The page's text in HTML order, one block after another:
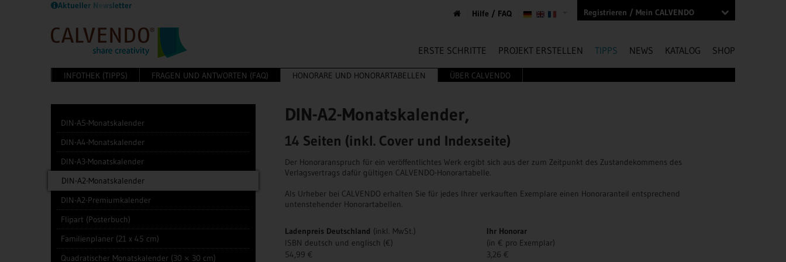
Aktueller Newsletter
Registrieren / Mein CALVENDO
Hilfe / FAQ
ERSTE SCHRITTE PROJEKT ERSTELLEN TIPPS NEWS KATALOG SHOP
INFOTHEK (TIPPS) FRAGEN UND ANTWORTEN (FAQ) HONORARE UND HONORARTABELLEN ÜBER CALVENDO
DIN-A5-Monatskalender
DIN-A4-Monatskalender
DIN-A3-Monatskalender
DIN-A2-Monatskalender
DIN-A2-Premiumkalender
Flipart (Posterbuch)
Familienplaner (21 x 45 cm)
Quadratischer Monatskalender (30 × 30 cm)
DIN-A2-Monatskalender,
14 Seiten (inkl. Cover und Indexseite)
Der Honoraranspruch für ein veröffentlichtes Werk ergibt sich aus der zum Zeitpunkt des Zustandekommens des
Verlagsvertrags dafür gültigen CALVENDO-Honorartabelle.
Als Urheber bei CALVENDO erhalten Sie für jedes Ihrer verkauften Exemplare einen Honoraranteil entsprechend
untenstehender Honorartabellen.
Ladenpreis Deutschland (inkl. MwSt.)
Ihr Honorar
ISBN deutsch und englisch (€)
(in € pro Exemplar)
54,99 €
3,26 €